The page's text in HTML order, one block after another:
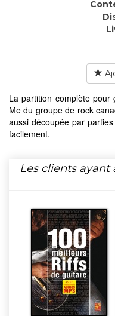
La partition complète pour
Me du groupe de rock
aussi découpée par
facilement.
Les clients